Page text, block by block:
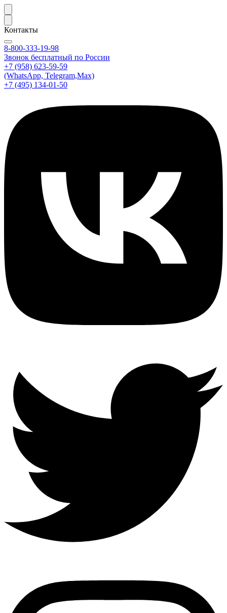
Контакты
8-800-333-19-98
Звонок бесплатный по России
+7 (958) 623-59-59
(WhatsApp, Telegram,Max)
+7 (495) 134-01-50